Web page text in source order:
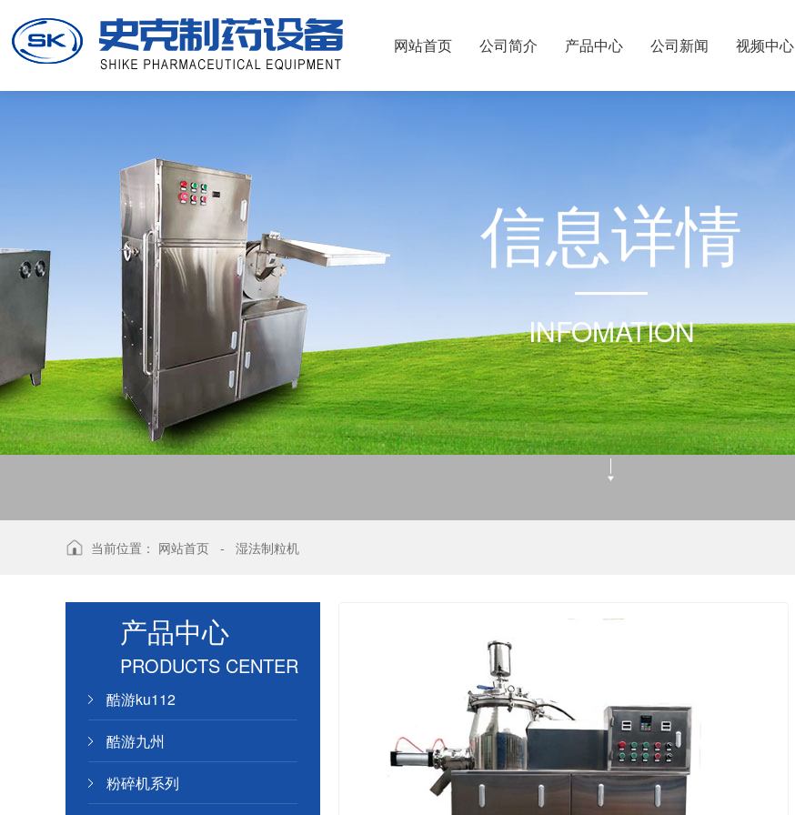
酷游ku112-官方登录 网站首页 公司简介 产品中心 公司新闻 视频中心
信息详情
INFOMATION
当前位置： 网站首页 - 湿法制粒机
产品中心
PRODUCTS CENTER
酷游ku112
酷游九州
粉碎机系列